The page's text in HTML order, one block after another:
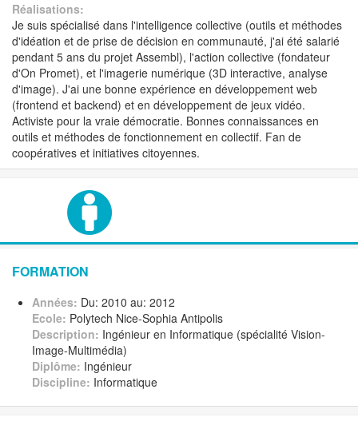
Réalisations:
Je suis spécialisé dans l'intelligence collective (outils et méthodes
d'idéation et de prise de décision en communauté, j'ai été salarié
pendant 5 ans du projet Assembl), l'action collective (fondateur
d'On Promet), et l'imagerie numérique (3D interactive, analyse
d'image). J'ai une bonne expérience en développement web
(frontend et backend) et en développement de jeux vidéo.
Activiste pour la vraie démocratie. Bonnes connaissances en
outils et méthodes de fonctionnement en collectif. Fan de
coopératives et initiatives citoyennes.
FORMATION
Années: Du: 2010 au: 2012
Ecole: Polytech Nice-Sophia Antipolis
Description: Ingénieur en Informatique (spécialité Vision-
Image-Multimédia)
Diplôme: Ingénieur
Discipline: Informatique